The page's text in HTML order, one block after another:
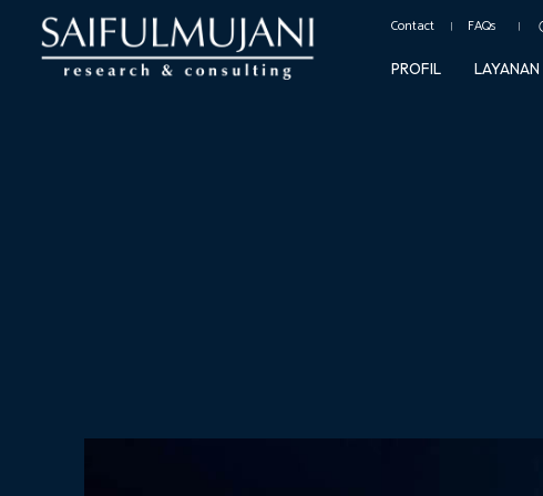
Contact FAQs
PROFIL LAYANAN